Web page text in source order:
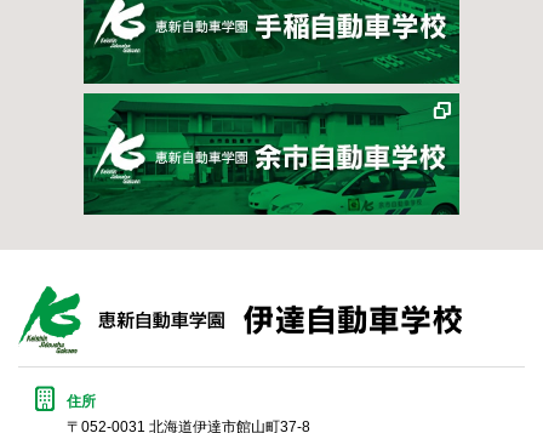
住所
〒052-0031 北海道伊達市館山町37-8